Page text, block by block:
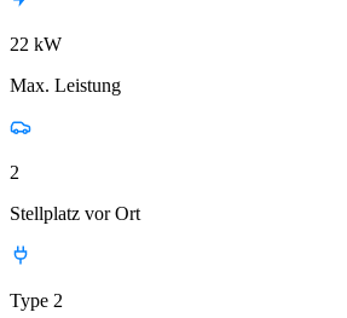
22 kW
Max. Leistung
2
Stellplatz vor Ort
Type 2